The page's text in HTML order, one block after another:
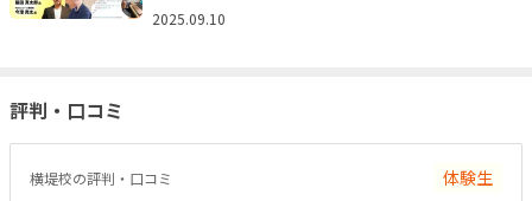
2025.09.10
評判・口コミ
横堤校の評判・口コミ 体験生